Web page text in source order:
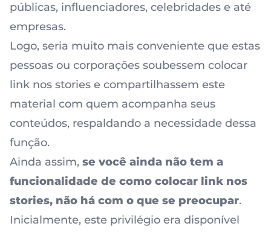
públicas, influenciadores, celebridades e até
empresas.
Logo, seria muito mais conveniente que estas
pessoas ou corporações soubessem colocar
link nos stories e compartilhassem este
material com quem acompanha seus
conteúdos, respaldando a necessidade dessa
função.
Ainda assim, se você ainda não tem a
funcionalidade de como colocar link nos
stories, não há com o que se preocupar.
Inicialmente, este privilégio era disponível